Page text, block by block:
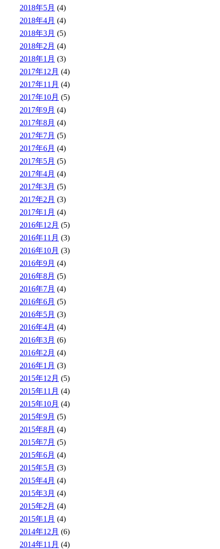
2018年5月 (4)
2018年4月 (4)
2018年3月 (5)
2018年2月 (4)
2018年1月 (3)
2017年12月 (4)
2017年11月 (4)
2017年10月 (5)
2017年9月 (4)
2017年8月 (4)
2017年7月 (5)
2017年6月 (4)
2017年5月 (5)
2017年4月 (4)
2017年3月 (5)
2017年2月 (3)
2017年1月 (4)
2016年12月 (5)
2016年11月 (3)
2016年10月 (3)
2016年9月 (4)
2016年8月 (5)
2016年7月 (4)
2016年6月 (5)
2016年5月 (3)
2016年4月 (4)
2016年3月 (6)
2016年2月 (4)
2016年1月 (3)
2015年12月 (5)
2015年11月 (4)
2015年10月 (4)
2015年9月 (5)
2015年8月 (4)
2015年7月 (5)
2015年6月 (4)
2015年5月 (3)
2015年4月 (4)
2015年3月 (4)
2015年2月 (4)
2015年1月 (4)
2014年12月 (6)
2014年11月 (4)